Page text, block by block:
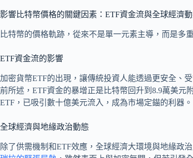
影響比特幣價格的關鍵因素：ETF資金流與全球經濟
比特幣的價格軌跡，從來不是單一元素主導，而是多
ETF資金流的影響
加密貨幣ETF的出現，讓傳統投資人能透過更安全、
前所述，ETF資金的暴增正是比特幣回升到8.9萬美
ETF，已吸引數十億美元流入，成為市場定錨的利器。
全球經濟與地緣政治動態
除了供需機制和ETF效應，全球經濟大環境與地緣政